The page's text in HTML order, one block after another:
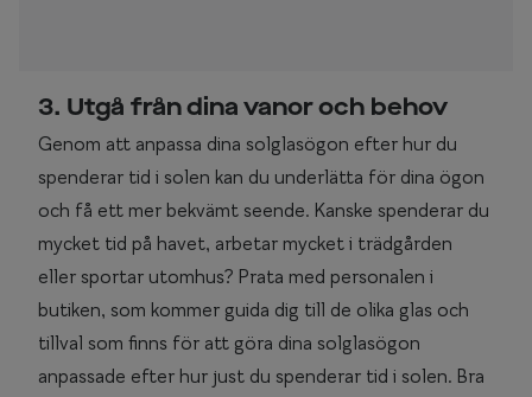
3. Utgå från dina vanor och behov
Genom att anpassa dina solglasögon efter hur du
spenderar tid i solen kan du underlätta för dina ögon
och få ett mer bekvämt seende. Kanske spenderar du
mycket tid på havet, arbetar mycket i trädgården
eller sportar utomhus? Prata med personalen i
butiken, som kommer guida dig till de olika glas och
tillval som finns för att göra dina solglasögon
anpassade efter hur just du spenderar tid i solen. Bra